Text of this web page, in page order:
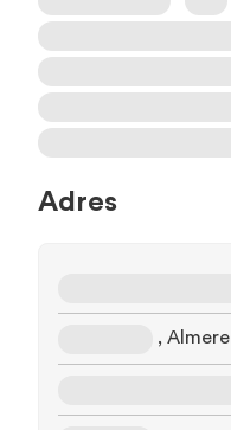
Adres
, Almere